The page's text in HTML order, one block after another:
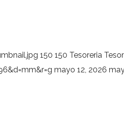
150 150 Tesoreria
mayo 12, 2026